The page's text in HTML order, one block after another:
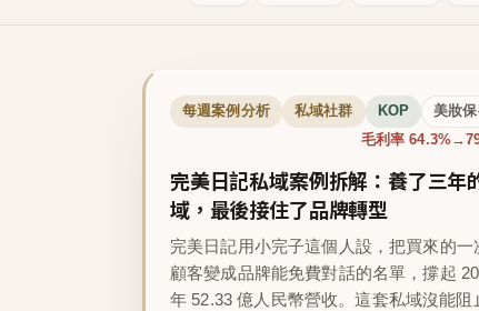
每週案例分析 私域社群 KOP 美妝
毛利率
完美日記私域案例拆解：養了三年
域，最後接住了品牌轉型
完美日記用小完子這個人設，把買來的一
顧客變成品牌能免費對話的名單，撐起
年 52.33 億人民幣營收。這套私域沒能阻